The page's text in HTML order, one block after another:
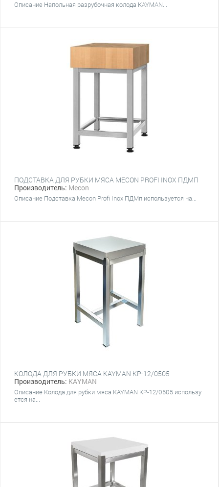
Описание Напольная разрубочная колода KAYMAN...
ПОДСТАВКА ДЛЯ РУБКИ МЯСА MECON PROFI INOX ПДМП
Производитель: Mecon
Описание Подставка Mecon Profi Inox ПДМп используется на...
КОЛОДА ДЛЯ РУБКИ МЯСА KAYMAN КР-12/0505
Производитель: KAYMAN
Описание Колода для рубки мяса KAYMAN КР-12/0505 использу
ется на...